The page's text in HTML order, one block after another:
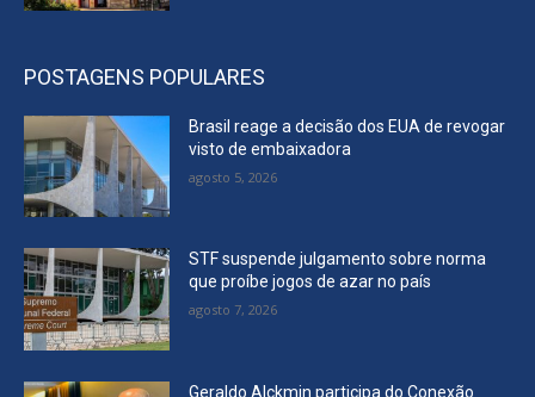
POSTAGENS POPULARES
Brasil reage a decisão dos EUA de revogar
visto de embaixadora
agosto 5, 2026
STF suspende julgamento sobre norma
que proíbe jogos de azar no país
agosto 7, 2026
Geraldo Alckmin participa do Conexão